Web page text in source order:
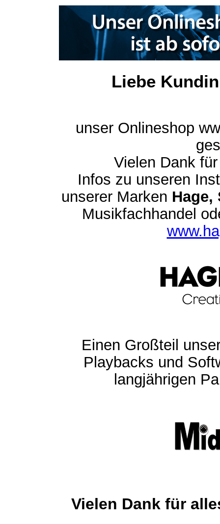
Liebe
unser Onlineshop
Vielen Dank
Infos zu unseren
unserer Marken Hage,
Musikfachhandel
Einen Großteil
Playbacks und
langjährigen
Vielen Dank für